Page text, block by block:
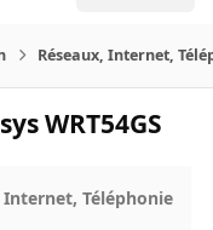
Réseaux, Internet,
WRT54GS
Internet, Téléphonie